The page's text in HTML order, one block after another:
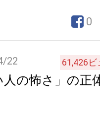
0
22 61,426ビ
人の怖さ」の正